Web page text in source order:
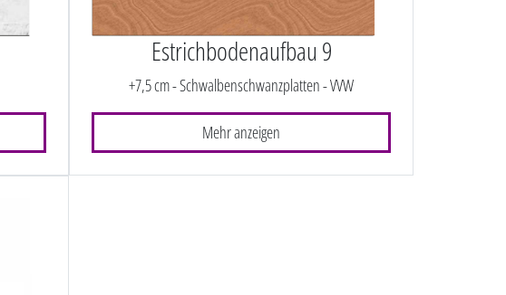
Estrichbodenaufbau 9
+7,5 cm - Schwalbenschwanzplatten - VVW
Mehr anzeigen